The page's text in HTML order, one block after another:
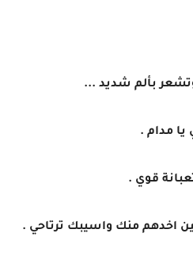
بألم شديد ...
مدام .
قوي .
اخدهم منك واسيبك ترتاحي .